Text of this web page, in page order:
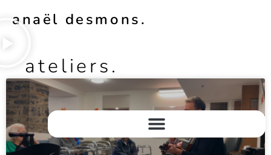
anaël desmons.
ateliers.